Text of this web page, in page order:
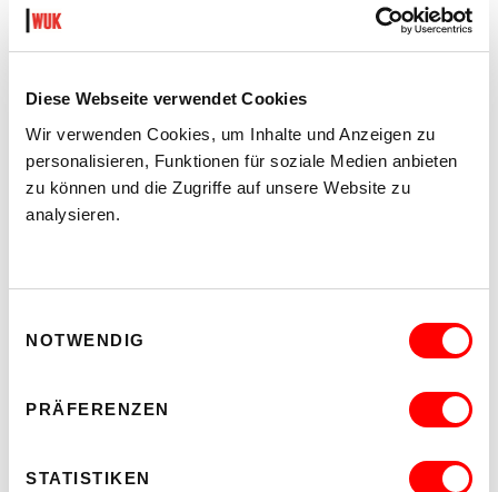
Diese Webseite verwendet Cookies
Wir verwenden Cookies, um Inhalte und Anzeigen zu
personalisieren, Funktionen für soziale Medien anbieten
zu können und die Zugriffe auf unsere Website zu
analysieren.
NOTWENDIG
PRÄFERENZEN
STATISTIKEN
Di 11.8.2026
20.30
MEHR LESEN